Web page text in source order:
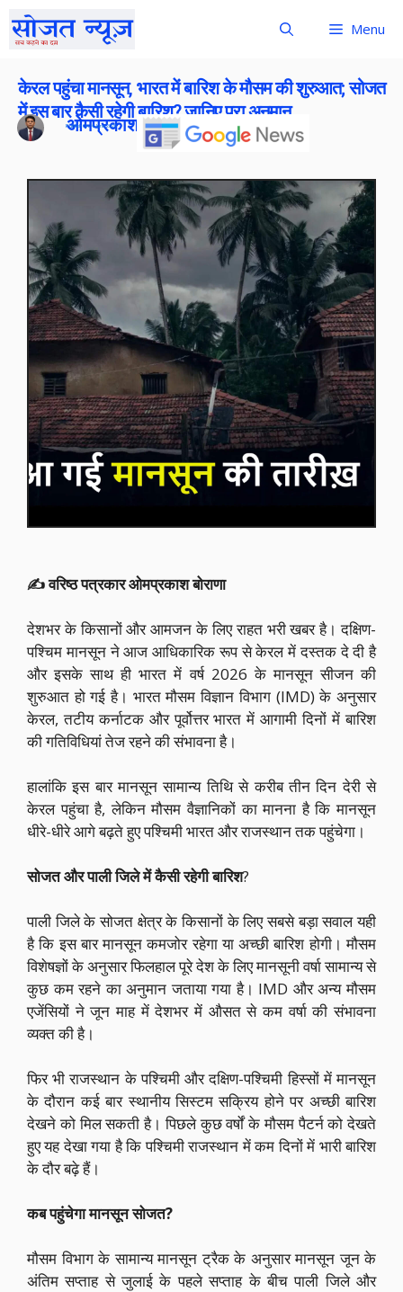
Menu
केरल पहुंचा मानसून, भारत में बारिश के मौसम की शुरुआत; सोजत
में इस बार कैसी रहेगी बारिश? जानिए पूरा अनुमान
ओमप्रकाश बोराना
Publish On: 4 June 2026
✍️ वरिष्ठ पत्रकार ओमप्रकाश बोराणा
देशभर के किसानों और आमजन के लिए राहत भरी खबर है। दक्षिण-
पश्चिम मानसून ने आज आधिकारिक रूप से केरल में दस्तक दे दी है
और इसके साथ ही भारत में वर्ष 2026 के मानसून सीजन की
शुरुआत हो गई है। भारत मौसम विज्ञान विभाग (IMD) के अनुसार
केरल, तटीय कर्नाटक और पूर्वोत्तर भारत में आगामी दिनों में बारिश
की गतिविधियां तेज रहने की संभावना है।
हालांकि इस बार मानसून सामान्य तिथि से करीब तीन दिन देरी से
केरल पहुंचा है, लेकिन मौसम वैज्ञानिकों का मानना है कि मानसून
धीरे-धीरे आगे बढ़ते हुए पश्चिमी भारत और राजस्थान तक पहुंचेगा।
सोजत और पाली जिले में कैसी रहेगी बारिश?
पाली जिले के सोजत क्षेत्र के किसानों के लिए सबसे बड़ा सवाल यही
है कि इस बार मानसून कमजोर रहेगा या अच्छी बारिश होगी। मौसम
विशेषज्ञों के अनुसार फिलहाल पूरे देश के लिए मानसूनी वर्षा सामान्य से
कुछ कम रहने का अनुमान जताया गया है। IMD और अन्य मौसम
एजेंसियों ने जून माह में देशभर में औसत से कम वर्षा की संभावना
व्यक्त की है।
फिर भी राजस्थान के पश्चिमी और दक्षिण-पश्चिमी हिस्सों में मानसून
के दौरान कई बार स्थानीय सिस्टम सक्रिय होने पर अच्छी बारिश
देखने को मिल सकती है। पिछले कुछ वर्षों के मौसम पैटर्न को देखते
हुए यह देखा गया है कि पश्चिमी राजस्थान में कम दिनों में भारी बारिश
के दौर बढ़े हैं।
कब पहुंचेगा मानसून सोजत?
मौसम विभाग के सामान्य मानसून ट्रैक के अनुसार मानसून जून के
अंतिम सप्ताह से जुलाई के पहले सप्ताह के बीच पाली जिले और